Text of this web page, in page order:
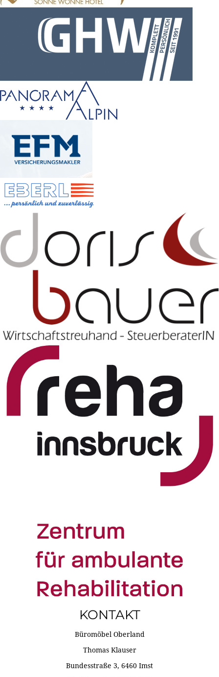
KONTAKT
Büromöbel Oberland
Thomas Klauser
Bundesstraße 3, 6460 Imst